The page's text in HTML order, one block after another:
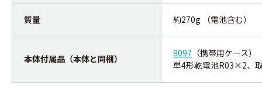
質量 約270g （電池含む）
本体付属品（本体と同梱） 9097 （携帯用ケース）
単4形乾電池R03×2、